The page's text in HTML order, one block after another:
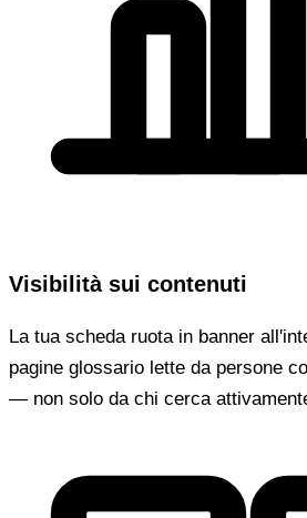
Visibilità sui contenuti
La tua scheda ruota in banner
pagine glossario lette da persone
— non solo da chi cerca